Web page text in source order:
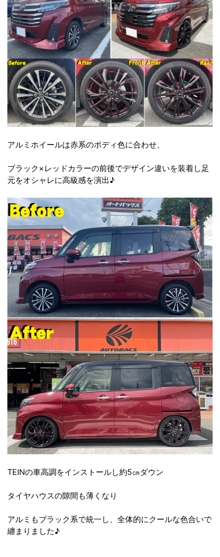
アルミホイールは赤系のボディ色に合わせ、
ブラック×レッドカラーの前後でデザイン違いを装着し足
元をオシャレに高級感を演出♪
TEINの車高調をインストールし約5㎝ダウン
タイヤハウスの隙間も薄くなり
アルミもブラック系で統一し、全体的にクールな色合いで
纏まりました♪